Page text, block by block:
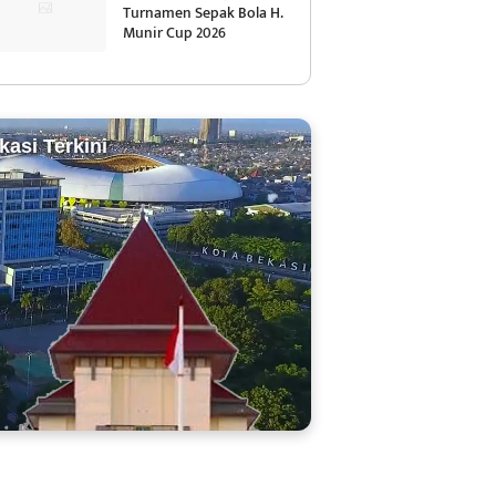
Turnamen Sepak Bola H.
Munir Cup 2026
Terkini